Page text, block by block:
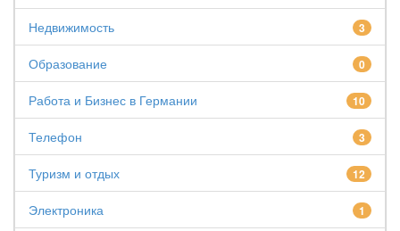
Недвижимость 3
Образование 0
Работа и Бизнес в Германии 10
Телефон 3
Туризм и отдых 12
Электроника 1